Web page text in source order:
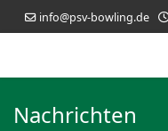
info@psv-bowling.de
Nachrichten